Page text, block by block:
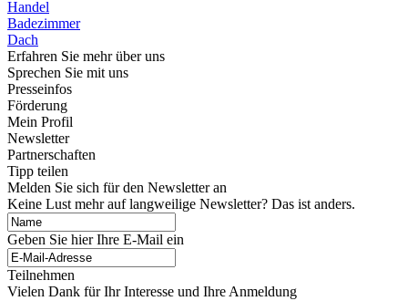
Handel
Badezimmer
Dach
Erfahren Sie mehr über uns
Sprechen Sie mit uns
Presseinfos
Förderung
Mein Profil
Newsletter
Partnerschaften
Tipp teilen
Melden Sie sich für den Newsletter an
Keine Lust mehr auf langweilige Newsletter? Das ist anders.
Geben Sie hier Ihre E-Mail ein
Teilnehmen
Vielen Dank für Ihr Interesse und Ihre Anmeldung